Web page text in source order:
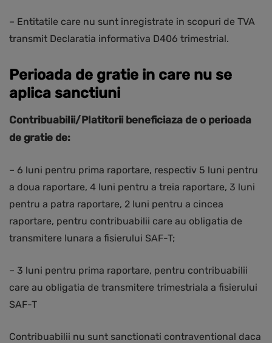
– Entitatile care nu sunt inregistrate in scopuri de TVA
transmit Declaratia informativa D406 trimestrial.
Perioada de gratie in care nu se
aplica sanctiuni
Contribuabilii/Platitorii beneficiaza de o perioada
de gratie de:
– 6 luni pentru prima raportare, respectiv 5 luni pentru
a doua raportare, 4 luni pentru a treia raportare, 3 luni
pentru a patra raportare, 2 luni pentru a cincea
raportare, pentru contribuabilii care au obligatia de
transmitere lunara a fisierului SAF-T;
– 3 luni pentru prima raportare, pentru contribuabilii
care au obligatia de transmitere trimestriala a fisierului
SAF-T
Contribuabilii nu sunt sanctionati contraventional daca